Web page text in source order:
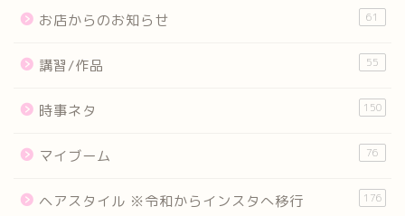
お店からのお知らせ 61
講習/作品 55
時事ネタ 150
マイブーム 76
ヘアスタイル ※令和からインスタへ移行 176